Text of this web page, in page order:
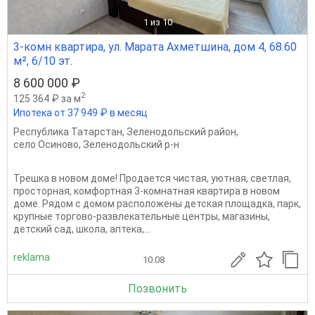
1 из 10
3-комн квартира, ул. Марата Ахметшина, дом 4, 68.60
м², 6/10 эт.
8 600 000 ₽
125 364 ₽ за м2
Ипотека от 37 949 ₽ в месяц
Республика Татарстан, Зеленодольский район,
село Осиново, Зеленодольский р-н
Трешка в новом доме! Продается чистая, уютная, светлая,
просторная, комфортная 3-комнатная квартира в новом
доме. Рядом с домом расположены детская площадка, парк,
крупные торгово-развлекательные центры, магазины,
детский сад, школа, аптека,...
reklama 10.08
Позвонить